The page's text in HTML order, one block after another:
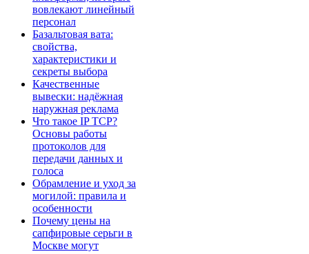
вовлекают линейный
персонал
Базальтовая вата:
свойства,
характеристики и
секреты выбора
Качественные
вывески: надёжная
наружная реклама
Что такое IP TCP?
Основы работы
протоколов для
передачи данных и
голоса
Обрамление и уход за
могилой: правила и
особенности
Почему цены на
сапфировые серьги в
Москве могут